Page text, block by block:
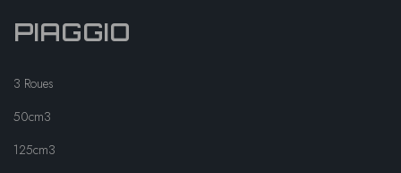
PIAGGIO
3 Roues
50cm3
125cm3